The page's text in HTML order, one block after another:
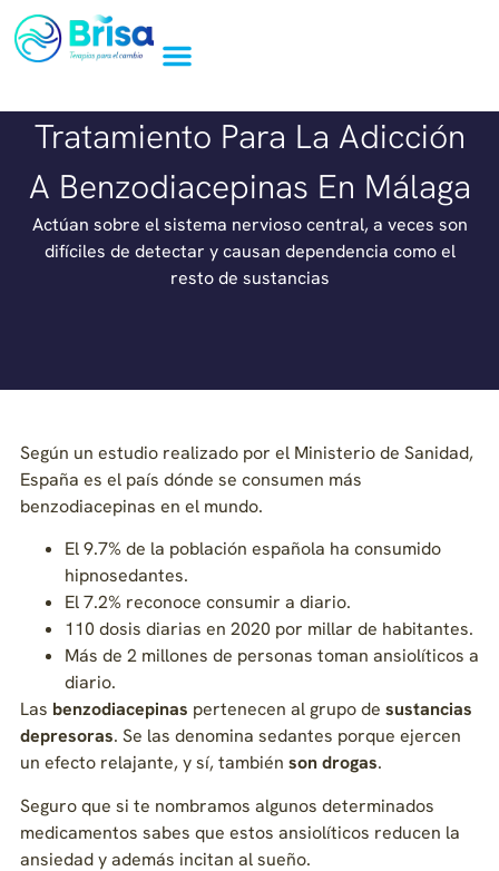
Tratamiento Para La Adicción
A Benzodiacepinas En Málaga
Actúan sobre el sistema nervioso central, a veces son
difíciles de detectar y causan dependencia como el
resto de sustancias
Según un estudio realizado por el Ministerio de Sanidad,
España es el país dónde se consumen más
benzodiacepinas en el mundo.
El 9.7% de la población española ha consumido
hipnosedantes.
El 7.2% reconoce consumir a diario.
110 dosis diarias en 2020 por millar de habitantes.
Más de 2 millones de personas toman ansiolíticos a
diario.
Las benzodiacepinas pertenecen al grupo de sustancias
depresoras. Se las denomina sedantes porque ejercen
un efecto relajante, y sí, también son drogas.
Seguro que si te nombramos algunos determinados
medicamentos sabes que estos ansiolíticos reducen la
ansiedad y además incitan al sueño.